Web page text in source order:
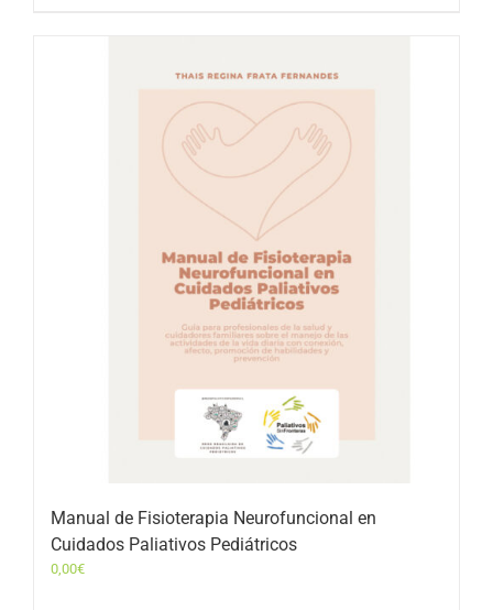
Manual de Fisioterapia Neurofuncional en
Cuidados Paliativos Pediátricos
0,00€